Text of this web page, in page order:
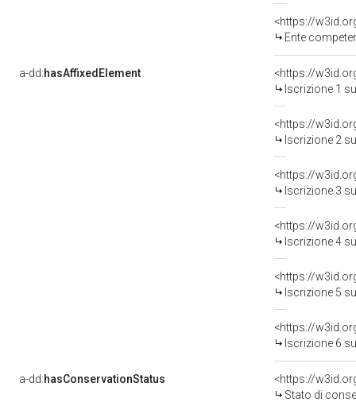
<https://
Ente
a-dd:hasAffixedElement
<https://
Iscrizione 1
<https://
Iscrizione 2
<https://
Iscrizione 3
<https://
Iscrizione 4
<https://
Iscrizione 5
<https://
Iscrizione 6
a-dd:hasConservationStatus
<https://
Stato di